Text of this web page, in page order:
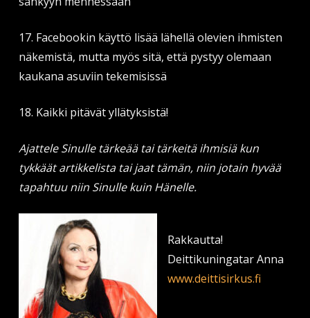
17. Facebookin käyttö lisää lähellä olevien ihmisten
näkemistä, mutta myös sitä, että pystyy olemaan
kaukana asuviin tekemisissä
18. Kaikki pitävät yllätyksistä!
Ajattele Sinulle tärkeää tai tärkeitä ihmisiä kun
tykkäät artikkelista tai jaat tämän, niin jotain hyvää
tapahtuu niin Sinulle kuin Hänelle.
Rakkautta!
Deittikuningatar Anna
www.deittisirkus.fi